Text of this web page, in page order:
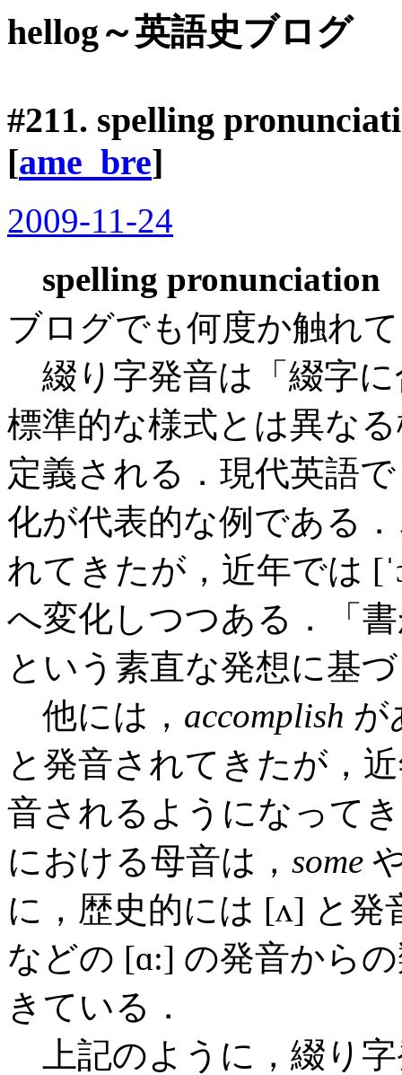
hellog～英語史ブログ
#211. spelling
[ame_bre]
2009-11-24
spelling pronunciation
ブログでも何度か触れ
綴り字発音は「綴字に
標準的な様式とは異な
定義される．現代英語
化が代表的な例である
れてきたが，近年では
へ変化しつつある．「
という素直な発想に基
他には， accomplish が
と発音されてきたが，
音されるようになって
における母音は， some
に，歴史的には [ʌ] と発
などの [ɑ:] の発音から
きている．
上記のように，綴り